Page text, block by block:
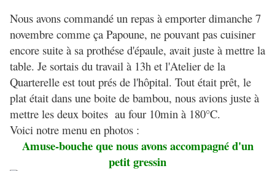
Nous avons commandé un repas à emporter dimanche 7
novembre comme ça Papoune, ne pouvant pas cuisiner
encore suite à sa prothése d'épaule, avait juste à mettre la
table. Je sortais du travail à 13h et l'Atelier de la
Quarterelle est tout prés de l'hôpital. Tout était prêt, le
plat était dans une boite de bambou, nous avions juste à
mettre les deux boites au four 10min à 180°C.
Voici notre menu en photos :
Amuse-bouche que nous avons accompagné d'un
petit gressin